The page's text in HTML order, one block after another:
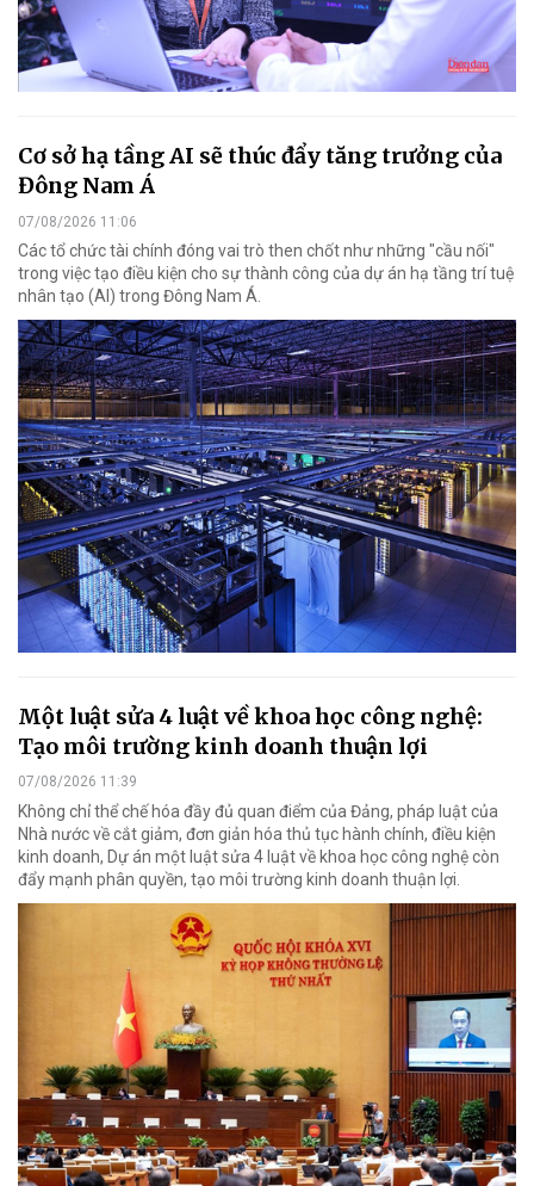
Cơ sở hạ tầng AI sẽ thúc đẩy tăng trưởng của
Đông Nam Á
07/08/2026 11:06
Các tổ chức tài chính đóng vai trò then chốt như những "cầu nối"
trong việc tạo điều kiện cho sự thành công của dự án hạ tầng trí tuệ
nhân tạo (AI) trong Đông Nam Á.
Một luật sửa 4 luật về khoa học công nghệ:
Tạo môi trường kinh doanh thuận lợi
07/08/2026 11:39
Không chỉ thể chế hóa đầy đủ quan điểm của Đảng, pháp luật của
Nhà nước về cắt giảm, đơn giản hóa thủ tục hành chính, điều kiện
kinh doanh, Dự án một luật sửa 4 luật về khoa học công nghệ còn
đẩy mạnh phân quyền, tạo môi trường kinh doanh thuận lợi.